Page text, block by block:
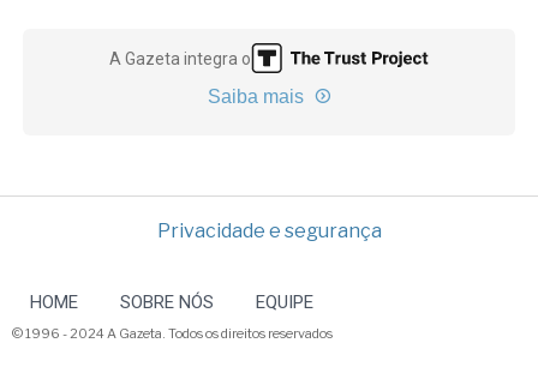
A Gazeta integra o
Saiba mais
Privacidade e segurança
HOME SOBRE NÓS EQUIPE
© 1996 - 2024 A Gazeta. Todos os direitos reservados